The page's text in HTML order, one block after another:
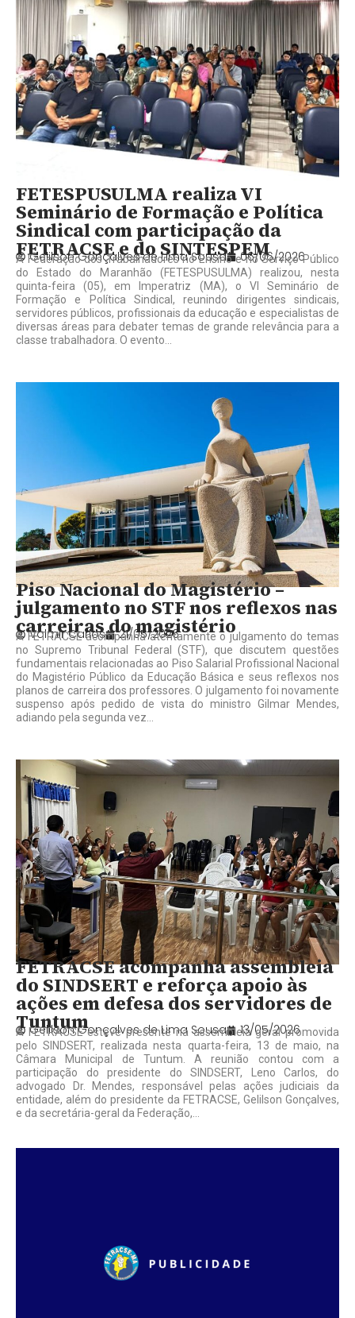
FETESPUSULMA realiza VI
Seminário de Formação e Política
Sindical com participação da
FETRACSE e do SINTESPEM
Gelilson Gonçalves de Lima Sousa 06/06/2026
A Federação dos Trabalhadores no Ensino e no Serviço Público
do Estado do Maranhão (FETESPUSULMA) realizou, nesta
quinta-feira (05), em Imperatriz (MA), o VI Seminário de
Formação e Política Sindical, reunindo dirigentes sindicais,
servidores públicos, profissionais da educação e especialistas de
diversas áreas para debater temas de grande relevância para a
classe trabalhadora. O evento...
Piso Nacional do Magistério –
julgamento no STF nos reflexos nas
carreiras do magistério
Valmir Carlos 21/05/2026
A FETRACSE acompanha atentamente o julgamento do temas
no Supremo Tribunal Federal (STF), que discutem questões
fundamentais relacionadas ao Piso Salarial Profissional Nacional
do Magistério Público da Educação Básica e seus reflexos nos
planos de carreira dos professores. O julgamento foi novamente
suspenso após pedido de vista do ministro Gilmar Mendes,
adiando pela segunda vez...
FETRACSE acompanha assembleia
do SINDSERT e reforça apoio às
ações em defesa dos servidores de
Tuntum
Gelilson Gonçalves de Lima Sousa 13/05/2026
A FETRACSE esteve presente na assembleia geral promovida
pelo SINDSERT, realizada nesta quarta-feira, 13 de maio, na
Câmara Municipal de Tuntum. A reunião contou com a
participação do presidente do SINDSERT, Leno Carlos, do
advogado Dr. Mendes, responsável pelas ações judiciais da
entidade, além do presidente da FETRACSE, Gelilson Gonçalves,
e da secretária-geral da Federação,...